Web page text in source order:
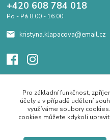
+420 608 784 018
Po - Pá 8.00 - 16.00
kristyna.klapacova@email.cz
Pro základní funkčnost,
účely a v případě udělení
využíváme soubory
cookies můžete kdykoli